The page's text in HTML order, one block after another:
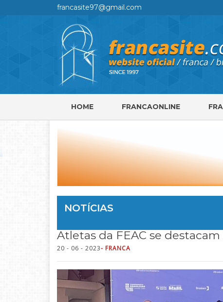
francasite97@gmail.com
HOME FRANCAONLINE
NOTÍCIAS
Atletas da FEAC se
20 - 06 - 2023- FRANCA